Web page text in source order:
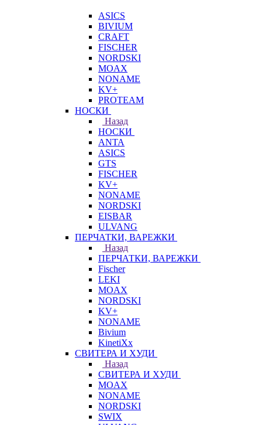
ASICS
BIVIUM
CRAFT
FISCHER
NORDSKI
MOAX
NONAME
KV+
PROTEAM
НОСКИ
Назад
НОСКИ
ANTA
ASICS
GTS
FISCHER
KV+
NONAME
NORDSKI
EISBAR
ULVANG
ПЕРЧАТКИ, ВАРЕЖКИ
Назад
ПЕРЧАТКИ, ВАРЕЖКИ
Fischer
LEKI
MOAX
NORDSKI
KV+
NONAME
Bivium
KinetiXx
СВИТЕРА И ХУДИ
Назад
СВИТЕРА И ХУДИ
MOAX
NONAME
NORDSKI
SWIX